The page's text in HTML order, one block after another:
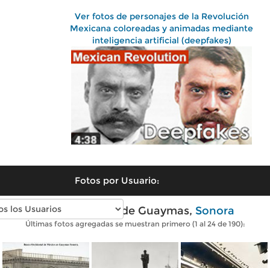
Ver fotos de personajes de la Revolución
Mexicana coloreadas y animadas mediante
inteligencia artificial (deepfakes)
Fotos por Usuario:
Fotos antiguas de Guaymas, Sonora
Últimas fotos agregadas se muestran primero (1 al 24 de 190):